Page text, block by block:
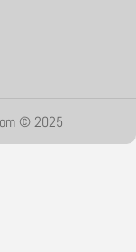
© 2025